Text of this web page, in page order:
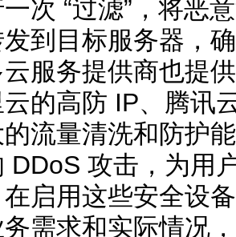
次 “过滤”，将恶
到目标服务器，
服务提供商也提
的高防 IP、腾讯
流量清洗和防护
DDoS 攻击，为用
启用这些安全设
需求和实际情况